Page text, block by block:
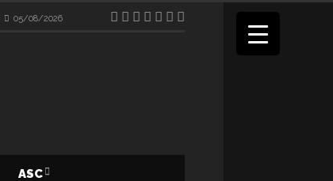
05/08/2026
ASC